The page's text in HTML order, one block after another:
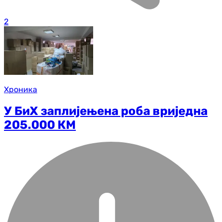
2
Хроника
У БиХ заплијењена роба вриједна
205.000 КМ